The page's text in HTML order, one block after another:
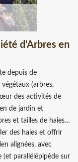
d'Arbres en
depuis de
(arbres,
des activités de
de jardin et
et tailles de haies…
des haies et offrir
alignées, avec
(et parallélépipède sur